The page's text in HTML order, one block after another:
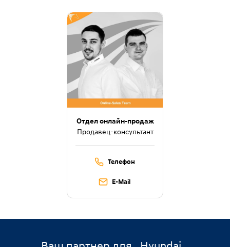
Отдел онлайн-продаж
Продавец-консультант
Телефон
E-Mail